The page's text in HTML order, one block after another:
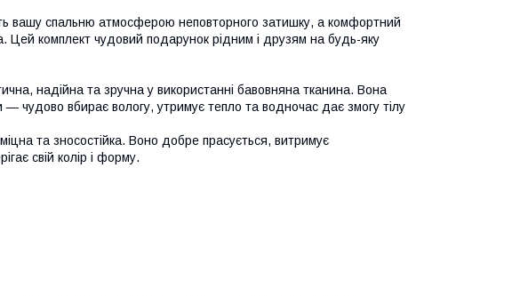
вашу спальню атмосферою неповторного затишку, а комфортний
Цей комплект чудовий подарунок рідним і друзям на будь-яку
надійна та зручна у використанні бавовняна тканина. Вона
— чудово вбирає вологу, утримує тепло та водночас дає змогу тілу
та зносостійка. Воно добре прасується, витримує
свій колір і форму.